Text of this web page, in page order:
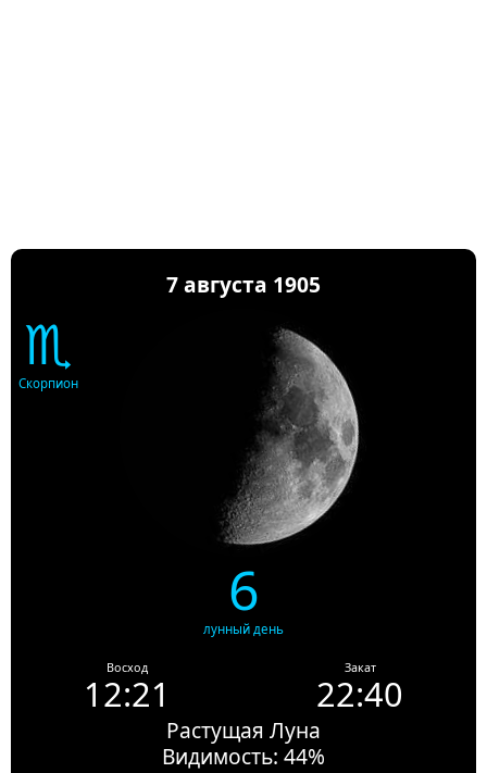
7 августа 1905
♏
Скорпион
6
лунный день
Восход
12:21
Закат
22:40
Растущая Луна
Видимость: 44%